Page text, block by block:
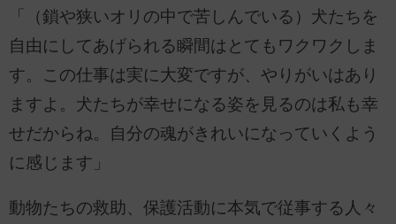
「（鎖や狭いオリの中で苦しんでいる）犬たちを
自由にしてあげられる瞬間はとてもワクワクしま
す。この仕事は実に大変ですが、やりがいはあり
ますよ。犬たちが幸せになる姿を見るのは私も幸
せだからね。自分の魂がきれいになっていくよう
に感じます」
動物たちの救助、保護活動に本気で従事する人々